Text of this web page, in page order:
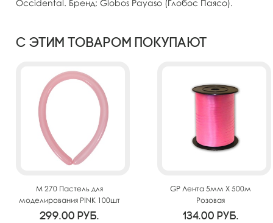
Occidental. Бренд: Globos Payaso (Глобос Паясо).
С этим товаром покупают
M 270 Пастель для
моделирования PINK 100шт
299.00 руб.
GP Лента 5мм X 500м
Розовая
134.00 руб.